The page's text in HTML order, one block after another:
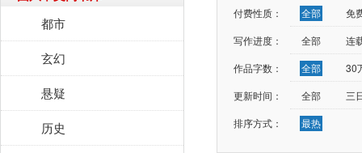
都市
玄幻
悬疑
历史
付费性质： 全部
免
写作进度：
全部
连
作品字数：
全部
30
更新时间：
全部
三
排序方式：
最热